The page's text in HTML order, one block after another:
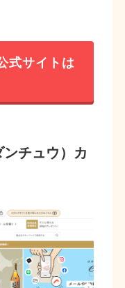
式サイトは
チュウ）カ